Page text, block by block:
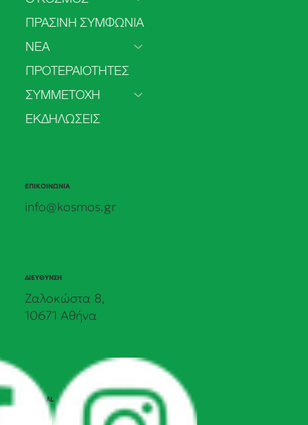
ανανεώσιμες παρά από άνθρακα
ΠΡΑΣΙΝΗ ΣΥΜΦΩΝΙΑ
ΝΕΑ
ΠΡΟΤΕΡΑΙΟΤΗΤΕΣ
ΣΥΜΜΕΤΟΧΗ
ΕΚΔΗΛΩΣΕΙΣ
ΕΠΙΚΟΙΝΩΝΙΑ
info@kosmos.gr
ΔΙΕΥΘΥΝΣΗ
Ζαλοκώστα 8,
10671 Αθήνα
SOCIAL